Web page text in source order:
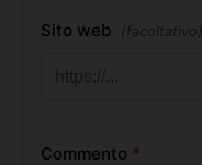
Sito web (facoltativo)
Commento *